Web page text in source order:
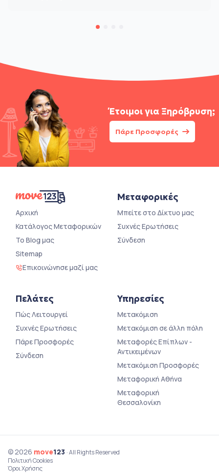
Έτοιμοι για Ξηρόβρυση;
Πάρε Προσφορές
Αρχική
Κατάλογος Μεταφορικών
Το Blog μας
Sitemap
Επικοινώνησε μαζί μας
Μεταφορικές
Μπείτε στο Δίκτυο μας
Συχνές Ερωτήσεις
Σύνδεση
Πελάτες
Πώς Λειτουργεί
Συχνές Ερωτήσεις
Πάρε Προσφορές
Σύνδεση
Υπηρεσίες
Μετακόμιση
Μετακόμιση σε άλλη πόλη
Μεταφορές Επίπλων -
Αντικειμένων
Μετακόμιση Προσφορές
Μεταφορική Αθήνα
Μεταφορική
Θεσσαλονίκη
© 2026 move123 · All Rights Reserved
Πολιτική Cookies
Όροι Χρήσης